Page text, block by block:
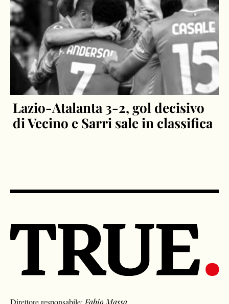
Lazio-Atalanta 3-2, gol decisivo
di Vecino e Sarri sale in classifica
Direttore responsabile:Fabio Massa